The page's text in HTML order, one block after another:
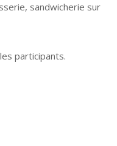
sandwicherie sur
participants.